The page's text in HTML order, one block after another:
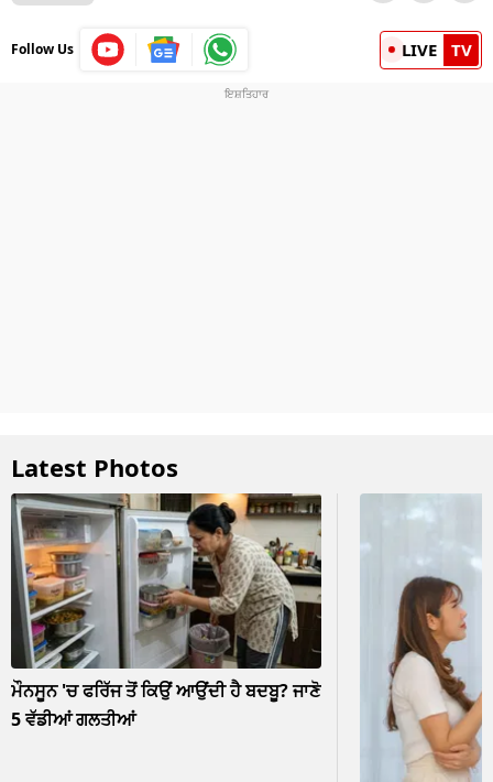
Follow Us LIVE TV
Latest Photos
ਮੌਨਸੂਨ 'ਚ ਫਰਿੱਜ ਤੋਂ ਕਿਉਂ ਆਉਂਦੀ ਹੈ ਬਦਬੂ? ਜਾਣੋ
5 ਵੱਡੀਆਂ ਗਲਤੀਆਂ